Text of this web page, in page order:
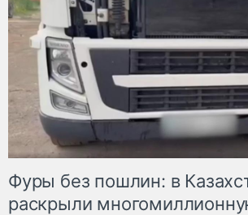
Фуры без пошлин: в
раскрыли